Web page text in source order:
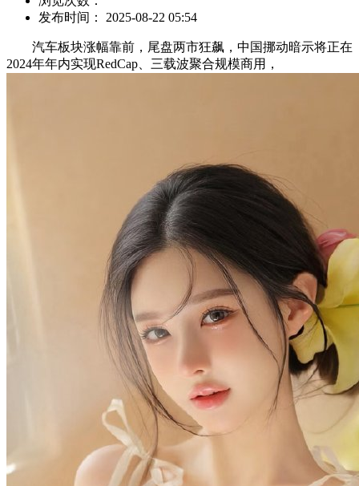
发布时间： 2025-08-22 05:54
汽车板块涨幅靠前，尾盘两市狂飙，中国挪动暗示将正在
2024年年内实现RedCap、三载波聚合规模商用，